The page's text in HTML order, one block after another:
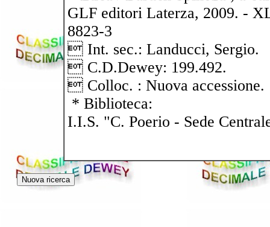
GLF editori Laterza, 2009. -
8823-3
 Int. sec.: Landucci, Sergio.
 C.D.Dewey: 199.492.
 Colloc. : Nuova accessione.
* Biblioteca:
I.I.S. "C. Poerio - Sede